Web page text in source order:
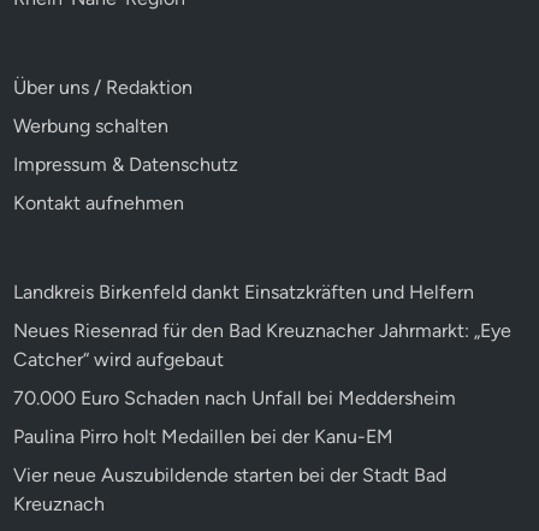
Über uns / Redaktion
Werbung schalten
Impressum & Datenschutz
Kontakt aufnehmen
Landkreis Birkenfeld dankt Einsatzkräften und Helfern
Neues Riesenrad für den Bad Kreuznacher Jahrmarkt: „Eye
Catcher“ wird aufgebaut
70.000 Euro Schaden nach Unfall bei Meddersheim
Paulina Pirro holt Medaillen bei der Kanu-EM
Vier neue Auszubildende starten bei der Stadt Bad
Kreuznach